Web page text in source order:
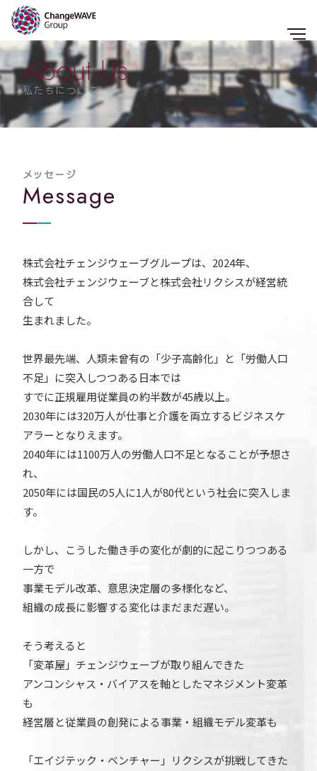
About Us
私たちについて
メッセージ
Message
株式会社チェンジウェーブグループは、2024年、
株式会社チェンジウェーブと株式会社リクシスが経営統
合して
生まれました。
世界最先端、人類未曾有の「少子高齢化」と「労働人口
不足」に突入しつつある日本では
すでに正規雇用従業員の約半数が45歳以上。
2030年には320万人が仕事と介護を両立するビジネスケ
アラーとなりえます。
2040年には1100万人の労働人口不足となることが予想さ
れ、
2050年には国民の5人に1人が80代という社会に突入しま
す。
しかし、こうした働き手の変化が劇的に起こりつつある
一方で
事業モデル改革、意思決定層の多様化など、
組織の成長に影響する変化はまだまだ遅い。
そう考えると
「変革屋」チェンジウェーブが取り組んできた
アンコンシャス・バイアスを軸としたマネジメント変革
も
経営層と従業員の創発による事業・組織モデル変革も
「エイジテック・ベンチャー」リクシスが挑戦してきた